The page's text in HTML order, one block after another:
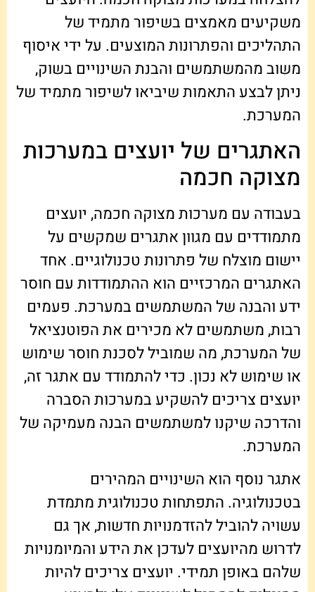
משקיעים מאמצים בשיפור מתמיד של
התהליכים והפתרונות המוצעים. על ידי איסוף
משוב מהמשתמשים והבנת השינויים בשוק,
ניתן לבצע התאמות שיביאו לשיפור מתמיד של
המערכת.
האתגרים של יועצים במערכות
מצוקה חכמה
בעבודה עם מערכות מצוקה חכמה, יועצים
מתמודדים עם מגוון אתגרים שמקשים על
יישום מוצלח של פתרונות טכנולוגיים. אחד
האתגרים המרכזיים הוא ההתמודדות עם חוסר
ידע והבנה של המשתמשים במערכת. פעמים
רבות, משתמשים לא מכירים את הפוטנציאל
של המערכת, מה שמוביל לסכנת חוסר שימוש
או שימוש לא נכון. כדי להתמודד עם אתגר זה,
יועצים צריכים להשקיע במערכות הסברה
והדרכה שיקנו למשתמשים הבנה מעמיקה של
המערכת.
אתגר נוסף הוא השינויים המהירים
בטכנולוגיה. התפתחות טכנולוגית מתמדת
עשויה להוביל להזדמנויות חדשות, אך גם
לדרוש מהיועצים לעדכן את הידע והמיומנויות
שלהם באופן תמידי. יועצים צריכים להיות